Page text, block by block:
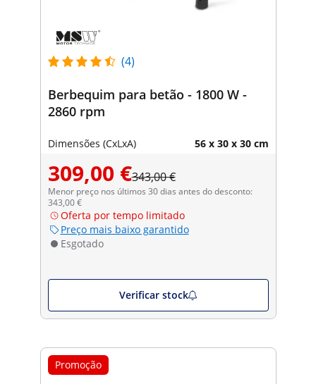
(4)
Berbequim para betão - 1800 W -
2860 rpm
Dimensões (CxLxA) 56 x 30 x 30 cm
309,00 €343,00 €
Menor preço nos últimos 30 dias antes do desconto:
343,00 €
Oferta por tempo limitado
Preço mais baixo garantido
Esgotado
Verificar stock
Promoção